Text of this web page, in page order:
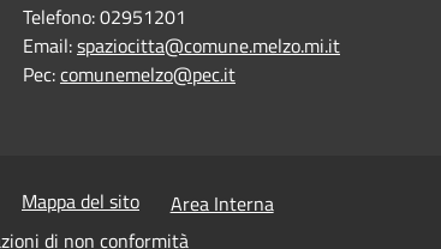
Telefono:02951201
Email:spaziocitta@comune.melzo.mi.it
Pec:comunemelzo@pec.it
Mappa del sito
Area Interna
di non conformità